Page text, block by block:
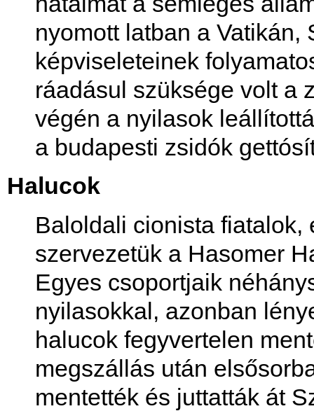
nyomott latban a
képviseleteinek
ráadásul szüksége volt a
végén a nyilasok
a budapesti zsidók
Halucok
Baloldali cionista
szervezetük a Hasomer
Egyes csoportjaik
nyilasokkal, azonban
halucok fegyvertelen
megszállás után
mentették és juttatták át